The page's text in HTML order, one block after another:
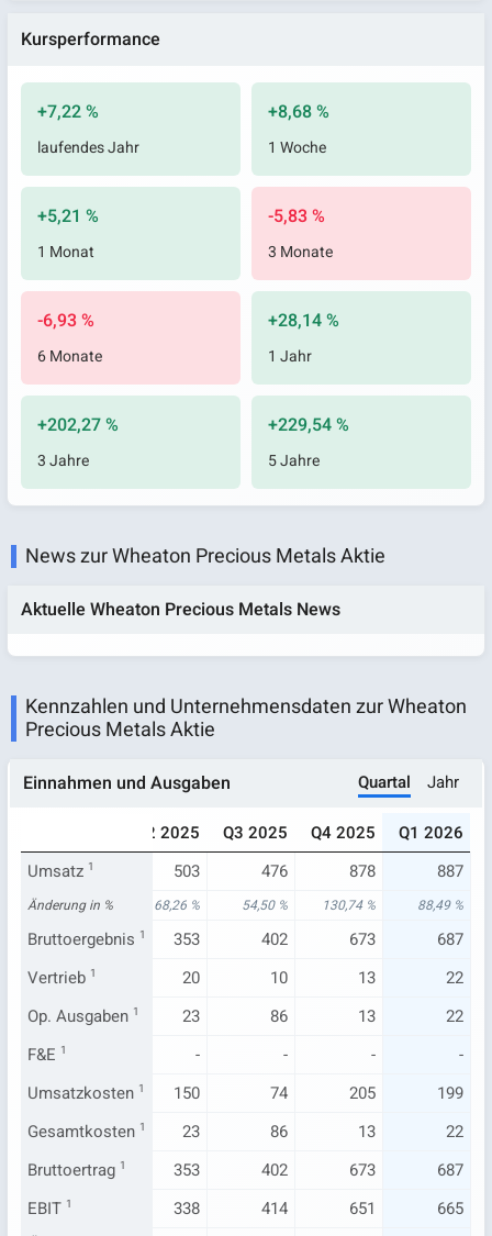
Kursperformance
+7,22 %
laufendes Jahr
+8,68 %
1 Woche
+5,21 %
1 Monat
-5,83 %
3 Monate
-6,93 %
6 Monate
+28,14 %
1 Jahr
+202,27 %
3 Jahre
+229,54 %
5 Jahre
News zur Wheaton Precious Metals Aktie
Aktuelle Wheaton Precious Metals News
Kennzahlen und Unternehmensdaten zur Wheaton
Precious Metals Aktie
Einnahmen und Ausgaben Quartal Jahr
Q2 2025 Q3 2025 Q4 2025
Q1 2026
Umsatz 1470 503 476 878 887
Änderung in %
58,49 % 68,26 % 54,50 % 130,74 % 88,49 %
Bruttoergebnis 1
319 353 402 673
687
Vertrieb 1 20 10 13
22
Op. Ausgaben 1
28 23 86 13
22
F&E 1 - - -
-
Umsatzkosten 1
151 150 74 205
199
Gesamtkosten 1
28 23 86 13
22
Bruttoertrag 1
319 353 402 673
687
EBIT 1 338 414 651 665